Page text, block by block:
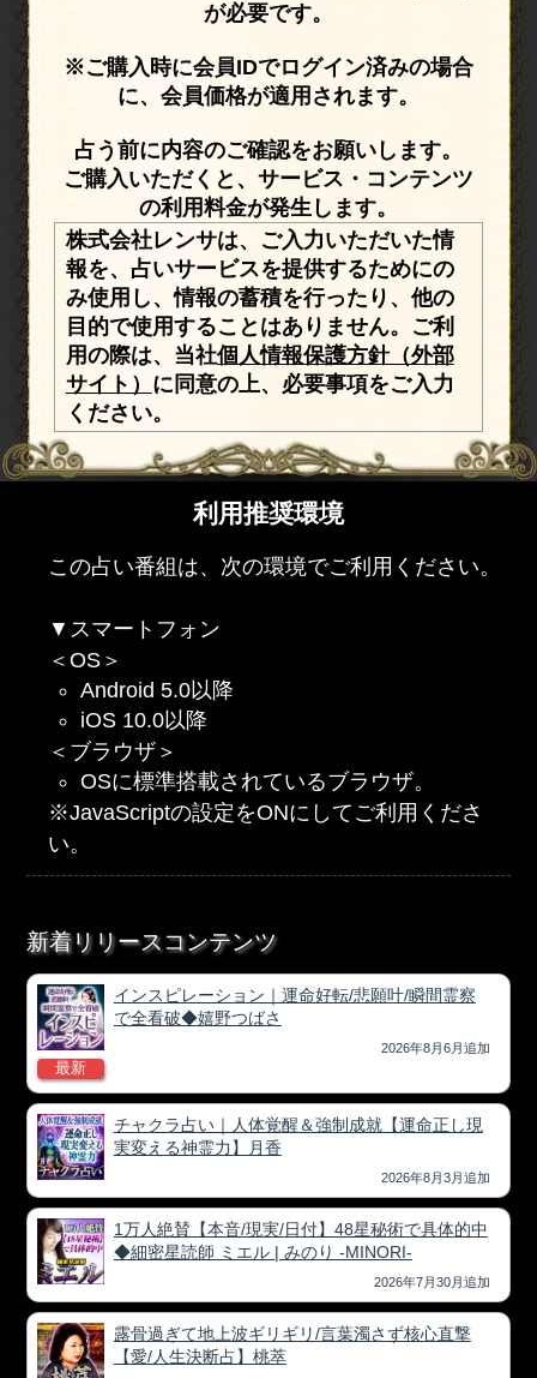
が必要です。
※ご購入時に会員IDでログイン済みの場合
に、会員価格が適用されます。
占う前に内容のご確認をお願いします。
ご購入いただくと、サービス・コンテンツ
の利用料金が発生します。
株式会社レンサは、ご入力いただいた情
報を、占いサービスを提供するためにの
み使用し、情報の蓄積を行ったり、他の
目的で使用することはありません。ご利
用の際は、当社個人情報保護方針（外部
サイト） に同意の上、必要事項をご入力
ください。
利用推奨環境
この占い番組は、次の環境でご利用ください。
▼スマートフォン
＜OS＞
Android 5.0以降
iOS 10.0以降
＜ブラウザ＞
OSに標準搭載されているブラウザ。
※JavaScriptの設定をONにしてご利用くださ
い。
新着リリースコンテンツ
最新
インスピレーション｜運命好転/悲願叶/瞬間霊察
で全看破◆嬉野つばさ
2026年8月6月追加
チャクラ占い｜人体覚醒＆強制成就【運命正し現
実変える神霊力】月香
2026年8月3月追加
1万人絶賛【本音/現実/日付】48星秘術で具体的中
◆細密星読師 ミエル | みのり -MINORI-
2026年7月30月追加
露骨過ぎて地上波ギリギリ/言葉濁さず核心直撃
【愛/人生決断占】桃萃